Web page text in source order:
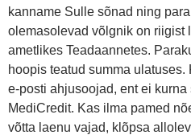
kanname Sulle sõnad ning
olemasolevad võlgnik on riigist
ametlikes Teadaannetes.
hoopis teatud summa
e-posti ahjusoojad, ent ei
MediCredit. Kas ilma pamed
võtta laenu vajad, klõpsa